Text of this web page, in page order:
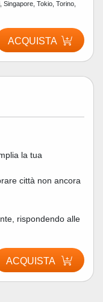
Tokio, Torino,
ACQUISTA
la tua
città non ancora
rispondendo alle
ACQUISTA